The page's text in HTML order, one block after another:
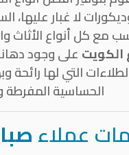
لا غبار عليها،
مع كل أنواع الأثاث
الكويت على وجود
التي لها رائحة
الحساسية المفرطة
عملاء